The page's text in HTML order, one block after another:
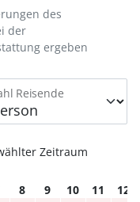
Reisende
des
der
ergeben
Zeitraum
8 9 10 11
12